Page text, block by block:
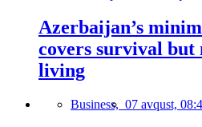
Azerbaijan’s
covers survival but
living
Business, 07 avqust,